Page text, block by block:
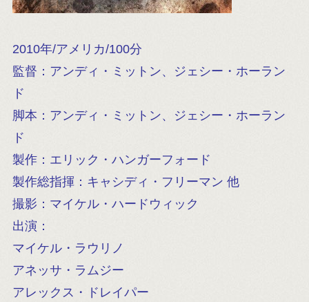
2010年/アメリカ/100分
監督：アンディ・ミットン、ジェシー・ホーラン
ド
脚本：アンディ・ミットン、ジェシー・ホーラン
ド
製作：エリック・ハンガーフォード
製作総指揮：キャシディ・フリーマン 他
撮影：マイケル・ハードウィック
出演：
マイケル・ラウリノ
アネッサ・ラムジー
アレックス・ドレイパー